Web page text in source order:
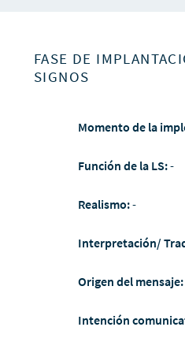
FASE DE
SIGNOS
Momento de la
Función de la LS:-
Realismo:-
Interpretación/
Origen del mensaje:
Intención